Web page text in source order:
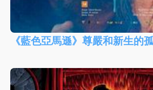
《藍色亞馬遜》尊嚴和新生的